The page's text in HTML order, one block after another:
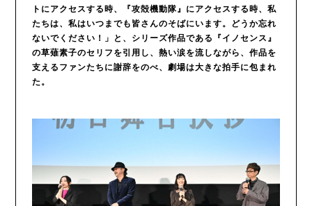
トにアクセスする時、『攻殻機動隊』にアクセスする時、私
たちは、私はいつまでも皆さんのそばにいます。どうか忘れ
ないでください！」と、シリーズ作品である『イノセンス』
の草薙素子のセリフを引用し、熱い涙を流しながら、作品を
支えるファンたちに謝辞をのべ、劇場は大きな拍手に包まれ
た。